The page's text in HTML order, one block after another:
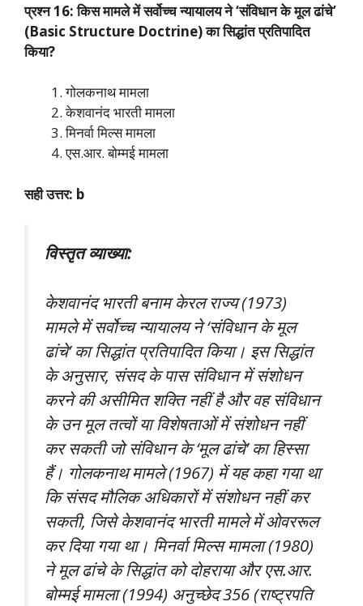
प्रश्न 16: किस मामले में सर्वोच्च न्यायालय ने ‘संविधान के मूल ढांचे’
(Basic Structure Doctrine) का सिद्धांत प्रतिपादित
किया?
गोलकनाथ मामला
केशवानंद भारती मामला
मिनर्वा मिल्स मामला
एस.आर. बोम्मई मामला
सही उत्तर: b
विस्तृत व्याख्या:
केशवानंद भारती बनाम केरल राज्य (1973)
मामले में सर्वोच्च न्यायालय ने ‘संविधान के मूल
ढांचे’ का सिद्धांत प्रतिपादित किया। इस सिद्धांत
के अनुसार, संसद के पास संविधान में संशोधन
करने की असीमित शक्ति नहीं है और वह संविधान
के उन मूल तत्वों या विशेषताओं में संशोधन नहीं
कर सकती जो संविधान के ‘मूल ढांचे’ का हिस्सा
हैं। गोलकनाथ मामले (1967) में यह कहा गया था
कि संसद मौलिक अधिकारों में संशोधन नहीं कर
सकती, जिसे केशवानंद भारती मामले में ओवररूल
कर दिया गया था। मिनर्वा मिल्स मामला (1980)
ने मूल ढांचे के सिद्धांत को दोहराया और एस.आर.
बोम्मई मामला (1994) अनुच्छेद 356 (राष्ट्रपति